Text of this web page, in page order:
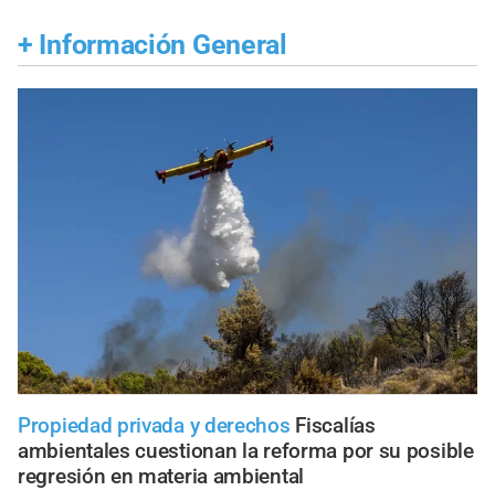
+ Información General
Propiedad privada y derechos Fiscalías
ambientales cuestionan la reforma por su posible
regresión en materia ambiental